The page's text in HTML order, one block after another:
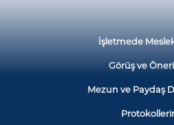
İşletmede
Görüş ve
Mezun ve Paydaş